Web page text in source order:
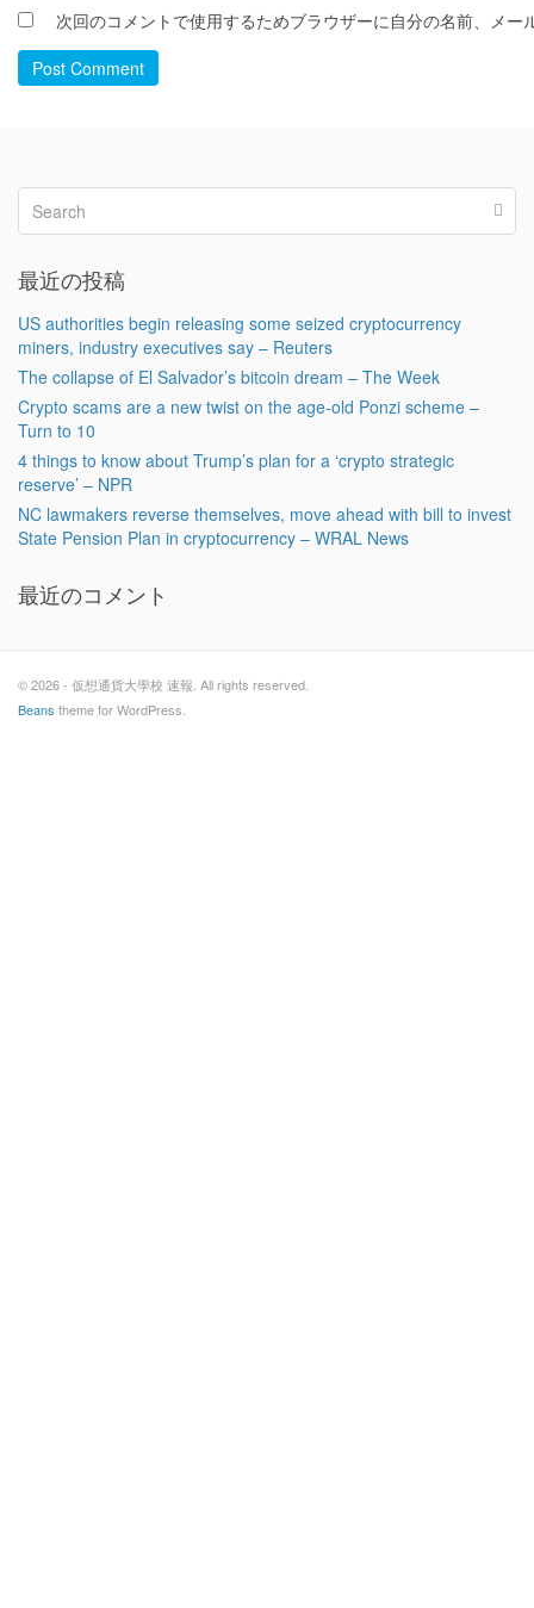
次回のコメントで使用するためブラウザーに自分の名前、メー
Post Comment
最近の投稿
US authorities begin releasing some seized cryptocurrency
miners, industry executives say – Reuters
The collapse of El Salvador’s bitcoin dream – The Week
Crypto scams are a new twist on the age-old Ponzi scheme –
Turn to 10
4 things to know about Trump’s plan for a ‘crypto strategic
reserve’ – NPR
NC lawmakers reverse themselves, move ahead with bill to invest
State Pension Plan in cryptocurrency – WRAL News
最近のコメント
© 2026 - 仮想通貨大學校 速報. All rights reserved.
Beans theme for WordPress.